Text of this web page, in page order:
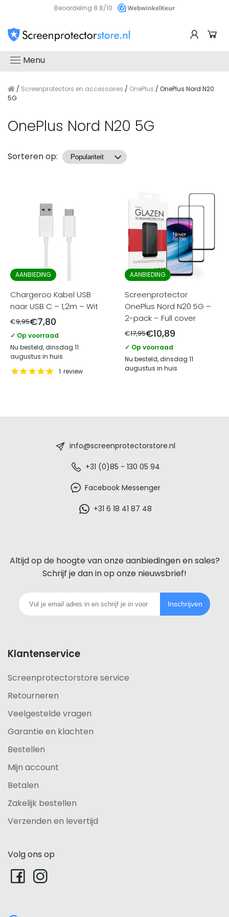
Beoordeling 8.8/10
Menu
/ Screenprotectors en accessoires / OnePlus / OnePlus Nord N20
5G
OnePlus Nord N20 5G
Producten
Sorteren op:
AANBIEDING
Chargeroo Kabel USB
naar USB C – 1,2m – Wit
€9,95€7,80
✓ Op voorraad
Nu besteld, dinsdag 11
augustus in huis
1 review
AANBIEDING
Screenprotector
OnePlus Nord N20 5G –
2-pack – Full cover
€17,95€10,89
✓ Op voorraad
Nu besteld, dinsdag 11
augustus in huis
voor
iedere
telefoon
info@screenprotectorstore.nl
+31 (0)85 - 130 05 94
Facebook Messenger
+31 6 18 41 87 48
Altijd op de hoogte van onze aanbiedingen en sales?
Schrijf je dan in op onze nieuwsbrief!
Inschrijven
Klantenservice
Screenprotectorstore service
Retourneren
Veelgestelde vragen
Garantie en klachten
Bestellen
Mijn account
Betalen
Zakelijk bestellen
Verzenden en levertijd
Volg ons op